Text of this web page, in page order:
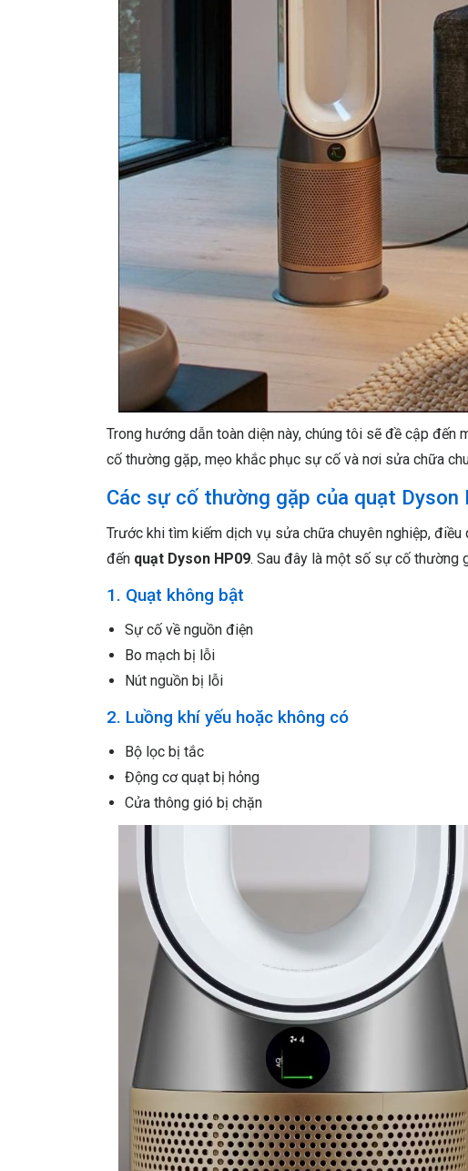
Trong hướng dẫn toàn diện này, chúng tôi sẽ đề cập đến
cố thường gặp, mẹo khắc phục sự cố và nơi sửa chữa
Các sự cố thường gặp của quạt Dyson
Trước khi tìm kiếm dịch vụ sửa chữa chuyên nghiệp,
đến quạt Dyson HP09. Sau đây là một số sự cố thường
1. Quạt không bật
Sự cố về nguồn điện
Bo mạch bị lỗi
Nút nguồn bị lỗi
2. Luồng khí yếu hoặc không có
Bộ lọc bị tắc
Động cơ quạt bị hỏng
Cửa thông gió bị chặn